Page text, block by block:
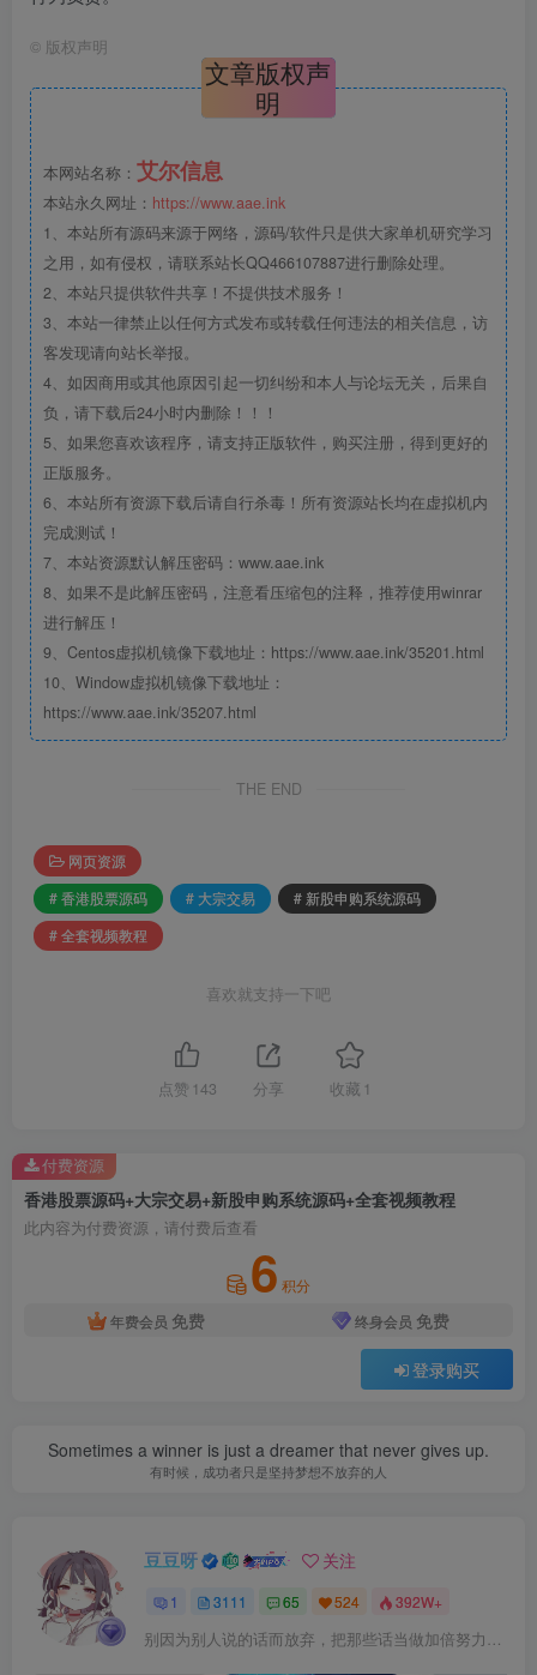
© 版权声明
文章版权声
明
本网站名称： 艾尔信息
本站永久网址： https://www.aae.ink
1、本站所有源码来源于网络，源码/软件只是供大家单机研究学习
之用，如有侵权，请联系站长QQ466107887进行删除处理。
2、本站只提供软件共享！不提供技术服务！
3、本站一律禁止以任何方式发布或转载任何违法的相关信息，访
客发现请向站长举报。
4、如因商用或其他原因引起一切纠纷和本人与论坛无关，后果自
负，请下载后24小时内删除！！！
5、如果您喜欢该程序，请支持正版软件，购买注册，得到更好的
正版服务。
6、本站所有资源下载后请自行杀毒！所有资源站长均在虚拟机内
完成测试！
7、本站资源默认解压密码：www.aae.ink
8、如果不是此解压密码，注意看压缩包的注释，推荐使用winrar
进行解压！
9、Centos虚拟机镜像下载地址：https://www.aae.ink/35201.html
10、Window虚拟机镜像下载地址：
https://www.aae.ink/35207.html
THE END
网页资源
# 香港股票源码
# 大宗交易
# 新股申购系统源码
# 全套视频教程
喜欢就支持一下吧
点赞 143 分享 收藏 1
香港股票源码+大宗交易+新股申购系统源码+全套视频教程
此内容为付费资源，请付费后查看
6 积分
年费会员 免费 终身会员 免费
登录购买
付费资源
Sometimes a winner is just a dreamer that never gives up.
有时候，成功者只是坚持梦想不放弃的人
豆豆呀 关注
1 3111 65 524 392W+
别因为别人说的话而放弃，把那些话当做加倍努力的动力